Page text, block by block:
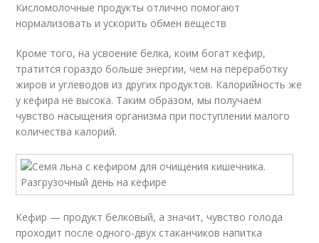
Кисломолочные продукты отлично помогают
нормализовать и ускорить обмен веществ
Кроме того, на усвоение белка, коим богат кефир,
тратится гораздо больше энергии, чем на переработку
жиров и углеводов из других продуктов. Калорийность же
у кефира не высока. Таким образом, мы получаем
чувство насыщения организма при поступлении малого
количества калорий.
Кефир — продукт белковый, а значит, чувство голода
проходит после одного-двух стаканчиков напитка